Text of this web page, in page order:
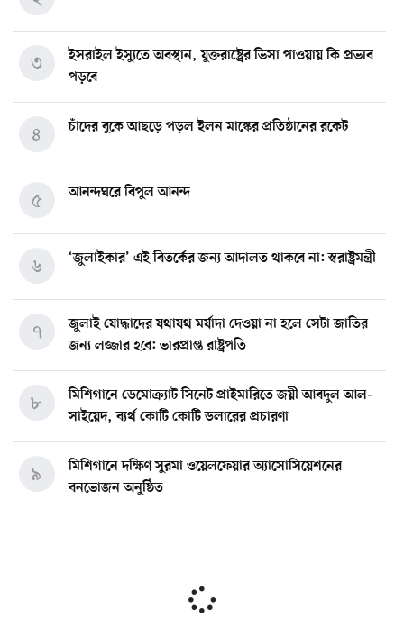
ইসরাইল ইস্যুতে অবস্থান, যুক্তরাষ্ট্রের ভিসা পাওয়ায় কি প্রভাব
পড়বে
৩
চাঁদের বুকে আছড়ে পড়ল ইলন মাস্কের প্রতিষ্ঠানের রকেট
৪
আনন্দঘরে বিপুল আনন্দ
৫
‘জুলাইকার’ এই বিতর্কের জন্য আদালত থাকবে না: স্বরাষ্ট্রমন্ত্রী
৬
জুলাই যোদ্ধাদের যথাযথ মর্যাদা দেওয়া না হলে সেটা জাতির
জন্য লজ্জার হবে: ভারপ্রাপ্ত রাষ্ট্রপতি
৭
মিশিগানে ডেমোক্র্যাট সিনেট প্রাইমারিতে জয়ী আবদুল আল-
সাইয়েদ, ব্যর্থ কোটি কোটি ডলারের প্রচারণা
৮
মিশিগানে দক্ষিণ সুরমা ওয়েলফেয়ার অ্যাসোসিয়েশনের
বনভোজন অনুষ্ঠিত
৯
বিশ্বজুড়ে কূটনৈতিক পুনর্বিন্যাস, ৫ অঞ্চলে মিশন বন্ধ করছে
১০
মিশিগানে ফ্রেন্ডস এন্ড ফ্যামিলির বনভোজনে প্রাণের উচ্ছ্বাস